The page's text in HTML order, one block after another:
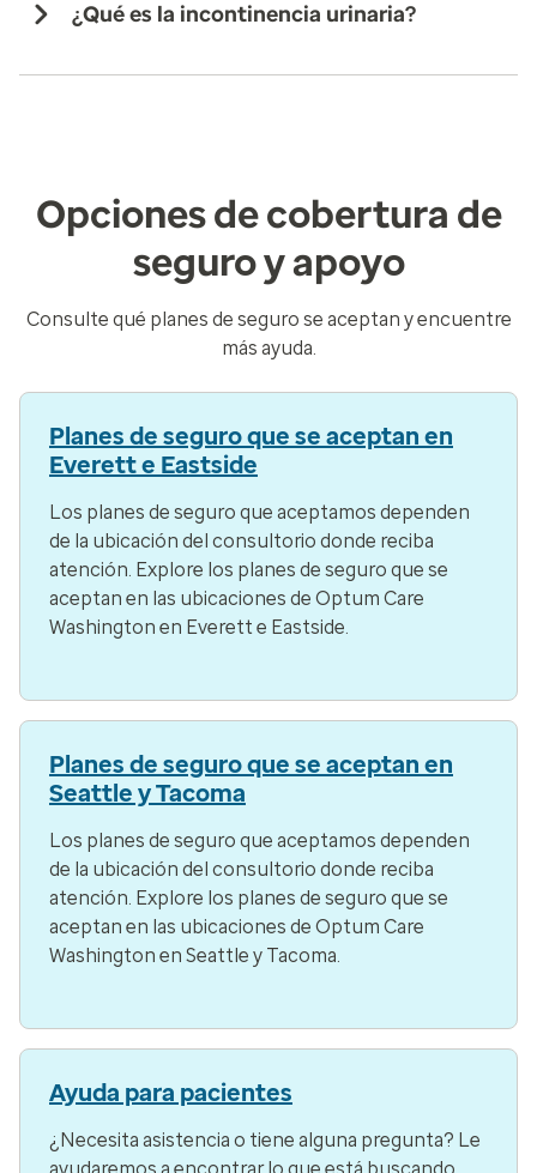
¿Qué es la incontinencia urinaria?
Opciones de cobertura de
seguro y apoyo
Consulte qué planes de seguro se aceptan y encuentre
más ayuda.
Planes de seguro que se aceptan en
Everett e Eastside
Los planes de seguro que aceptamos dependen
de la ubicación del consultorio donde reciba
atención. Explore los planes de seguro que se
aceptan en las ubicaciones de Optum Care
Washington en Everett e Eastside.
Planes de seguro que se aceptan en
Seattle y Tacoma
Los planes de seguro que aceptamos dependen
de la ubicación del consultorio donde reciba
atención. Explore los planes de seguro que se
aceptan en las ubicaciones de Optum Care
Washington en Seattle y Tacoma.
Ayuda para pacientes
¿Necesita asistencia o tiene alguna pregunta? Le